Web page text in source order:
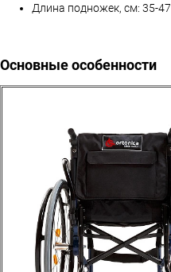
Длина подножек, см: 35-47
Основные особенности